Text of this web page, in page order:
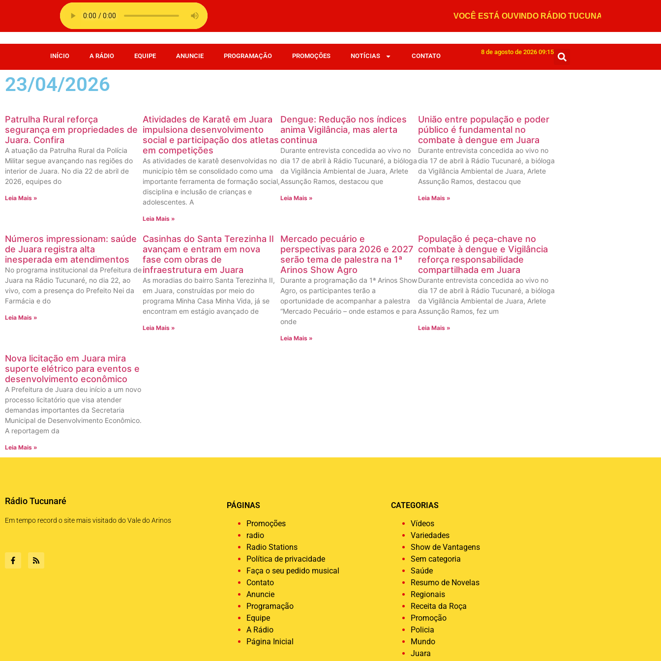
INÍCIO A RÁDIO EQUIPE ANUNCIE PROGRAMAÇÃO PROMOÇÕES NOTÍCIAS CONTATO
8 de agosto de 2026 09:15
23/04/2026
Patrulha Rural reforça
segurança em propriedades de
Juara. Confira
A atuação da Patrulha Rural da Polícia
Militar segue avançando nas regiões do
interior de Juara. No dia 22 de abril de
2026, equipes do
Leia Mais »
Atividades de Karatê em Juara
impulsiona desenvolvimento
social e participação dos atletas
em competições
As atividades de karatê desenvolvidas no
município têm se consolidado como uma
importante ferramenta de formação social,
disciplina e inclusão de crianças e
adolescentes. A
Leia Mais »
Dengue: Redução nos índices
anima Vigilância, mas alerta
continua
Durante entrevista concedida ao vivo no
dia 17 de abril à Rádio Tucunaré, a bióloga
da Vigilância Ambiental de Juara, Arlete
Assunção Ramos, destacou que
Leia Mais »
União entre população e poder
público é fundamental no
combate à dengue em Juara
Durante entrevista concedida ao vivo no
dia 17 de abril à Rádio Tucunaré, a bióloga
da Vigilância Ambiental de Juara, Arlete
Assunção Ramos, destacou que
Leia Mais »
Números impressionam: saúde
de Juara registra alta
inesperada em atendimentos
No programa institucional da Prefeitura de
Juara na Rádio Tucunaré, no dia 22, ao
vivo, com a presença do Prefeito Nei da
Farmácia e do
Leia Mais »
Casinhas do Santa Terezinha II
avançam e entram em nova
fase com obras de
infraestrutura em Juara
As moradias do bairro Santa Terezinha II,
em Juara, construídas por meio do
programa Minha Casa Minha Vida, já se
encontram em estágio avançado de
Leia Mais »
Mercado pecuário e
perspectivas para 2026 e 2027
serão tema de palestra na 1ª
Arinos Show Agro
Durante a programação da 1ª Arinos Show
Agro, os participantes terão a
oportunidade de acompanhar a palestra
“Mercado Pecuário – onde estamos e para
onde
Leia Mais »
População é peça-chave no
combate à dengue e Vigilância
reforça responsabilidade
compartilhada em Juara
Durante entrevista concedida ao vivo no
dia 17 de abril à Rádio Tucunaré, a bióloga
da Vigilância Ambiental de Juara, Arlete
Assunção Ramos, fez um
Leia Mais »
Nova licitação em Juara mira
suporte elétrico para eventos e
desenvolvimento econômico
A Prefeitura de Juara deu início a um novo
processo licitatório que visa atender
demandas importantes da Secretaria
Municipal de Desenvolvimento Econômico.
A reportagem da
Leia Mais »
Rádio Tucunaré
Em tempo record o site mais visitado do Vale do Arinos
PÁGINAS
Promoções
radio
Radio Stations
Política de privacidade
Faça o seu pedido musical
Contato
Anuncie
Programação
Equipe
A Rádio
Página Inicial
CATEGORIAS
Vídeos
Variedades
Show de Vantagens
Sem categoria
Saúde
Resumo de Novelas
Regionais
Receita da Roça
Promoção
Policia
Mundo
Juara